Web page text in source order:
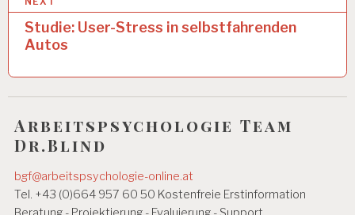
A
B
S
A
N
L
Y
S
t
r
s
n
a
v
Studie: User-Stress in selbstfahrenden
Autos
Arbeitspsychologie Team
Dr.Blind
bgf@arbeitspsychologie-online.at
Tel. +43 (0)664 957 60 50 Kostenfreie Erstinformation